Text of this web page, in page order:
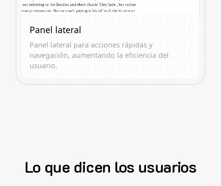
Panel lateral
Panel lateral para acciones rápidas y
navegación, aumentando la eficiencia del
usuario.
Lo que dicen los usuarios